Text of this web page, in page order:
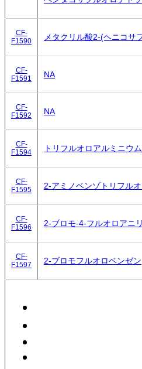
CF-
F1590
メタクリル酸2-(ヘニコサ
CF-
F1591
NA
CF-
F1592
NA
CF-
F1594
トリフルオロアルミニウム
CF-
F1595
2-アミノベンゾトリフル
CF-
F1596
2-ブロモ-4-フルオロアニ
CF-
F1597
2-ブロモフルオロベンゼン